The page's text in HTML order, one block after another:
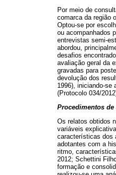
Por meio de
comarca da região
Optou-se por
ou acompanhados
entrevistas semi-
abordou,
desafios
avaliação geral da
gravadas para
devolução dos
1996), iniciando-se
(Protocolo 034/
Procedimentos
Os relatos obtidos
variáveis
características dos
adotantes com a
ritmo,
2012; Schettini
formação e